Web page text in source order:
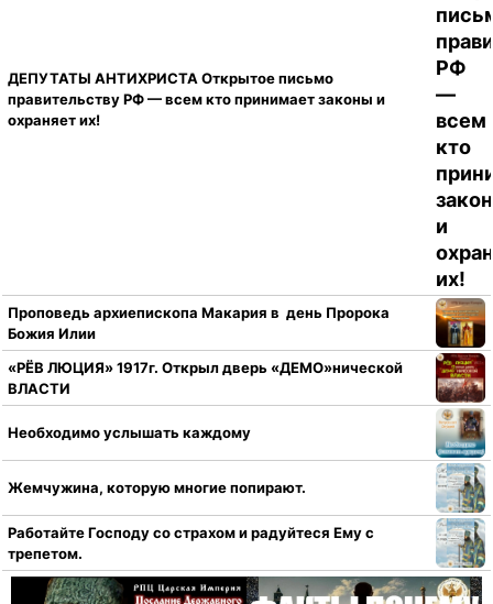
ДЕПУТАТЫ АНТИХРИСТА Открытое письмо
правительству РФ — всем кто принимает законы и
охраняет их!
Проповедь архиепископа Макария в день Пророка
Божия Илии
«РЁВ ЛЮЦИЯ» 1917г. Открыл дверь «ДЕМО»нической
ВЛАСТИ
Необходимо услышать каждому
Жемчужина, которую многие попирают.
Работайте Господу со страхом и радуйтеся Ему с
трепетом.